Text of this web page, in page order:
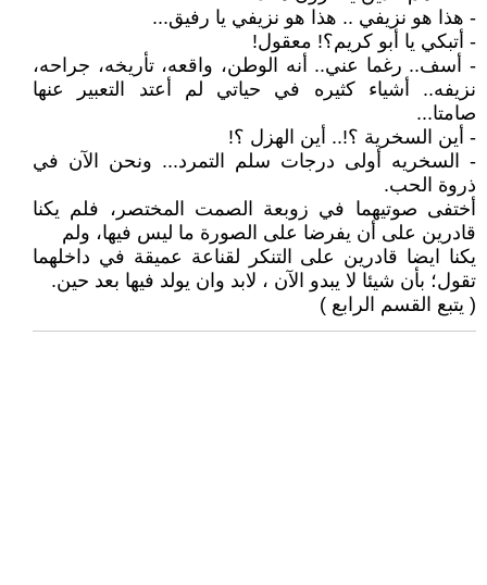
- هذا هو نزيفي .. هذا هو نزيفي يا رفيق...
- أتبكي يا أبو كريم؟! معقول!
- أسف.. رغما عني.. أنه الوطن، واقعه، تأريخه، جراحه،
نزيفه.. أشياء كثيره في حياتي لم أعتد التعبير عنها
صامتا...
- أين السخرية ؟!.. أين الهزل ؟!
- السخريه أولى درجات سلم التمرد... ونحن الآن في
ذروة الحب.
أختفى صوتيهما في زوبعة الصمت المختصر، فلم يكنا
قادرين على أن يفرضا على الصورة ما ليس فيها، ولم
يكنا ايضا قادرين على التنكر لقناعة عميقة في داخلهما
تقول؛ بأن شيئا لا يبدو الآن ، لابد وان يولد فيها بعد حين.
( يتبع القسم الرابع )